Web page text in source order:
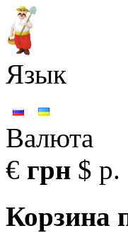
Язык
Валюта
€ грн $ р.
Корзина